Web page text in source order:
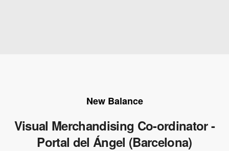
New Balance
Visual Merchandising Co-ordinator -
Portal del Ángel (Barcelona)